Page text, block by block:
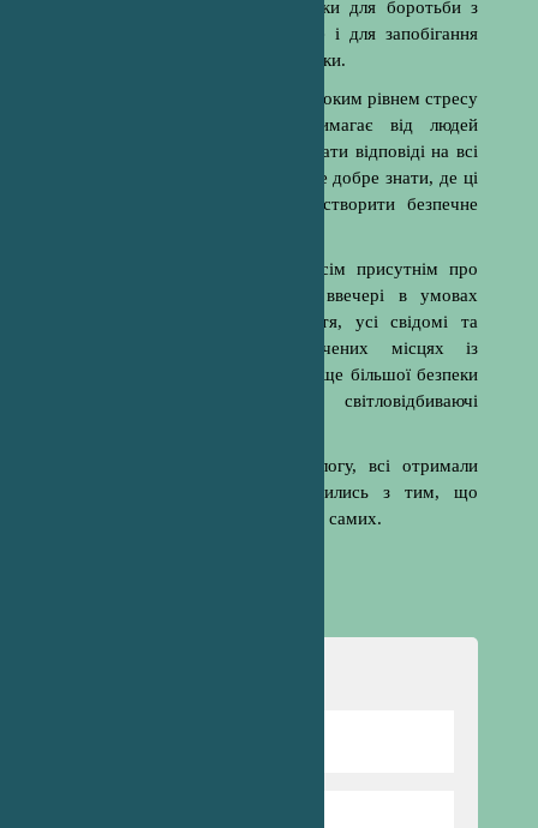
сприятливе середовище не тільки для боротьби з
такою проблемою як булінг, але і для запобігання
появі проявів відповідної поведінки.
Наше сьогодення пов’язане з високим рівнем стресу
та тривоги, але водночас вимагає від людей
сфокусованості та зібраності. Мати відповіді на всі
питання завчасно неможливо, але добре знати, де ці
відповіді можна знайти, щоб створити безпечне
Наприкінці зустрічі нагадали усім присутнім про
безпеку на дорозі. Особливо ввечері в умовах
обмеженої видимості. На щастя, усі свідомі та
переходять дорогу у визначених місцях із
ввімкненим ліхтариком, але для ще більшої безпеки
було подаровано кожному світловідбиваючі
Зустріч пройшла у формі діалогу, всі отримали
корисну інформацію та погодились з тим, що
безпека кожного залежить від нас самих.